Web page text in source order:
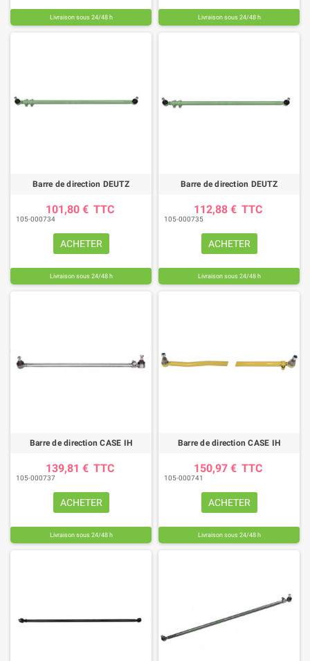
Livraison sous 24/48 h Livraison sous 24/48 h
Barre de direction DEUTZ
101,80 € TTC
105-000734
ACHETER
Livraison sous 24/48 h
Barre de direction DEUTZ
112,88 € TTC
105-000735
ACHETER
Livraison sous 24/48 h
Barre de direction CASE IH
139,81 € TTC
105-000737
ACHETER
Livraison sous 24/48 h
Barre de direction CASE IH
150,97 € TTC
105-000741
ACHETER
Livraison sous 24/48 h